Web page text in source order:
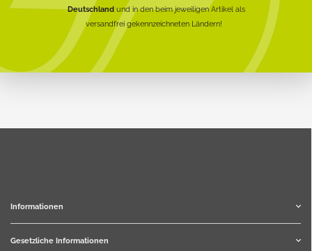
Deutschlandund in den beim jeweiligen Artikel als
versandfrei gekennzeichneten Ländern!
Informationen
Gesetzliche Informationen